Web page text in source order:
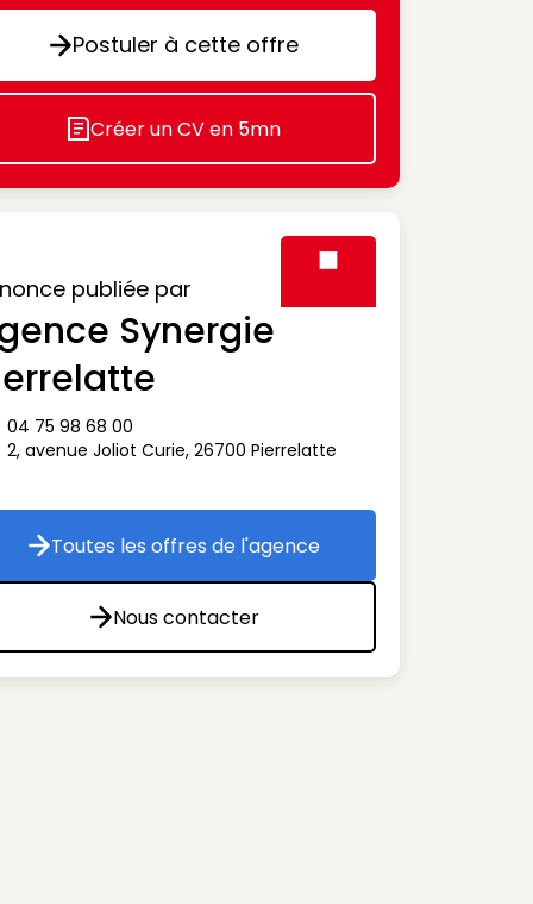
Postuler à cette offre
Postuler à cette offre
Icon decorative
Créer un CV en 5mn
publiée par
Synergie
téléphone
04 75 98 68 00
adresse
2, avenue Joliot Curie, 26700 Pierrelatte
Toutes les offres de l'agence
Toutes les offres de l'agence
Nous contacter
Nous contacter